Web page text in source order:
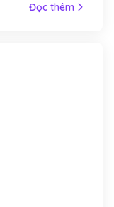
Đọc thêm